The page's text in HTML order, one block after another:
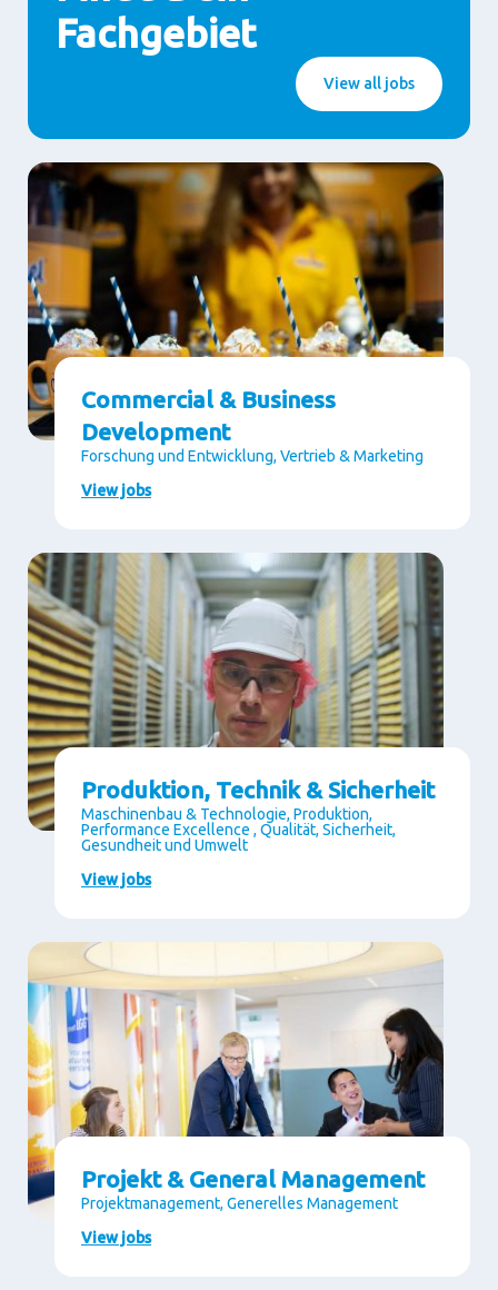
Fachgebiet
View all jobs
Commercial & Business
Development
Forschung und Entwicklung, Vertrieb & Marketing
View jobs
Produktion, Technik & Sicherheit
Maschinenbau & Technologie, Produktion,
Performance Excellence , Qualität, Sicherheit,
Gesundheit und Umwelt
View jobs
Projekt & General Management
Projektmanagement, Generelles Management
View jobs